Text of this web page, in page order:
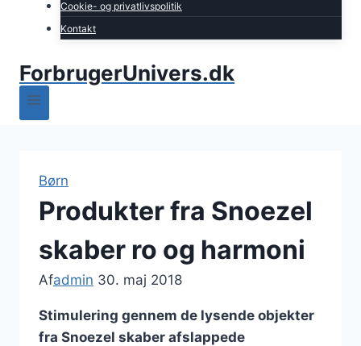
Cookie- og privatlivspolitik
Kontakt
ForbrugerUnivers.dk
Børn
Produkter fra Snoezel
skaber ro og harmoni
Afadmin 30. maj 2018
Stimulering gennem de lysende objekter
fra Snoezel skaber afslappede